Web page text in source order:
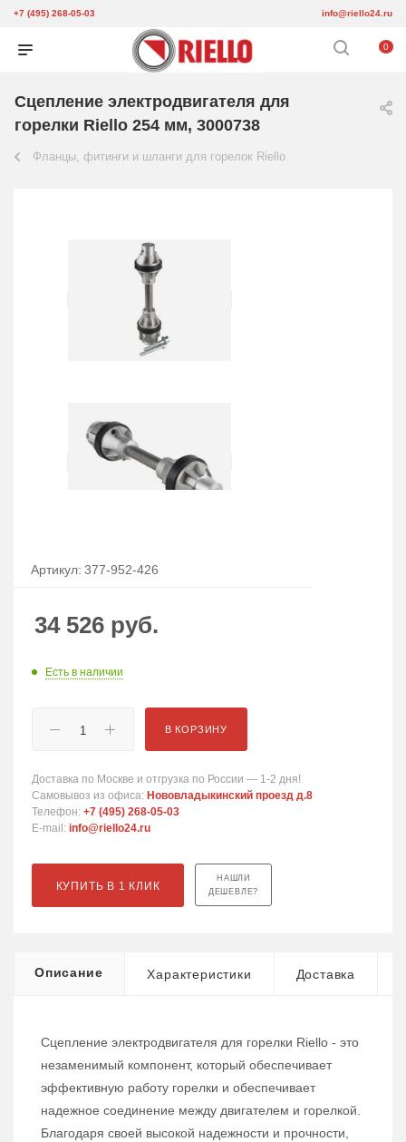
+7 (495) 268-05-03 info@riello24.ru
0
Сцепление электродвигателя для
горелки Riello 254 мм, 3000738
Фланцы, фитинги и шланги для горелок Riello
Артикул: 377-952-426
34 526 руб.
Есть в наличии
В КОРЗИНУ
Доставка по Москве и отгрузка по России — 1-2 дня!
Самовывоз из офиса: Нововладыкинский проезд д.8
Телефон: +7 (495) 268-05-03
E-mail: info@riello24.ru
КУПИТЬ В 1 КЛИК
НАШЛИ
ДЕШЕВЛЕ?
Описание Характеристики Доставка
Сцепление электродвигателя для горелки Riello - это
незаменимый компонент, который обеспечивает
эффективную работу горелки и обеспечивает
надежное соединение между двигателем и горелкой.
Благодаря своей высокой надежности и прочности,